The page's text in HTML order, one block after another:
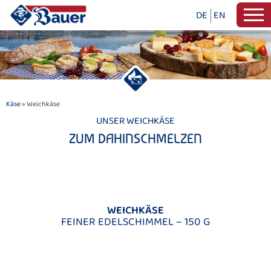
DE EN
Käse» Weichkäse
UNSER WEICHKÄSE
ZUM DAHINSCHMELZEN
WEICHKÄSE
FEINER EDELSCHIMMEL – 150 G